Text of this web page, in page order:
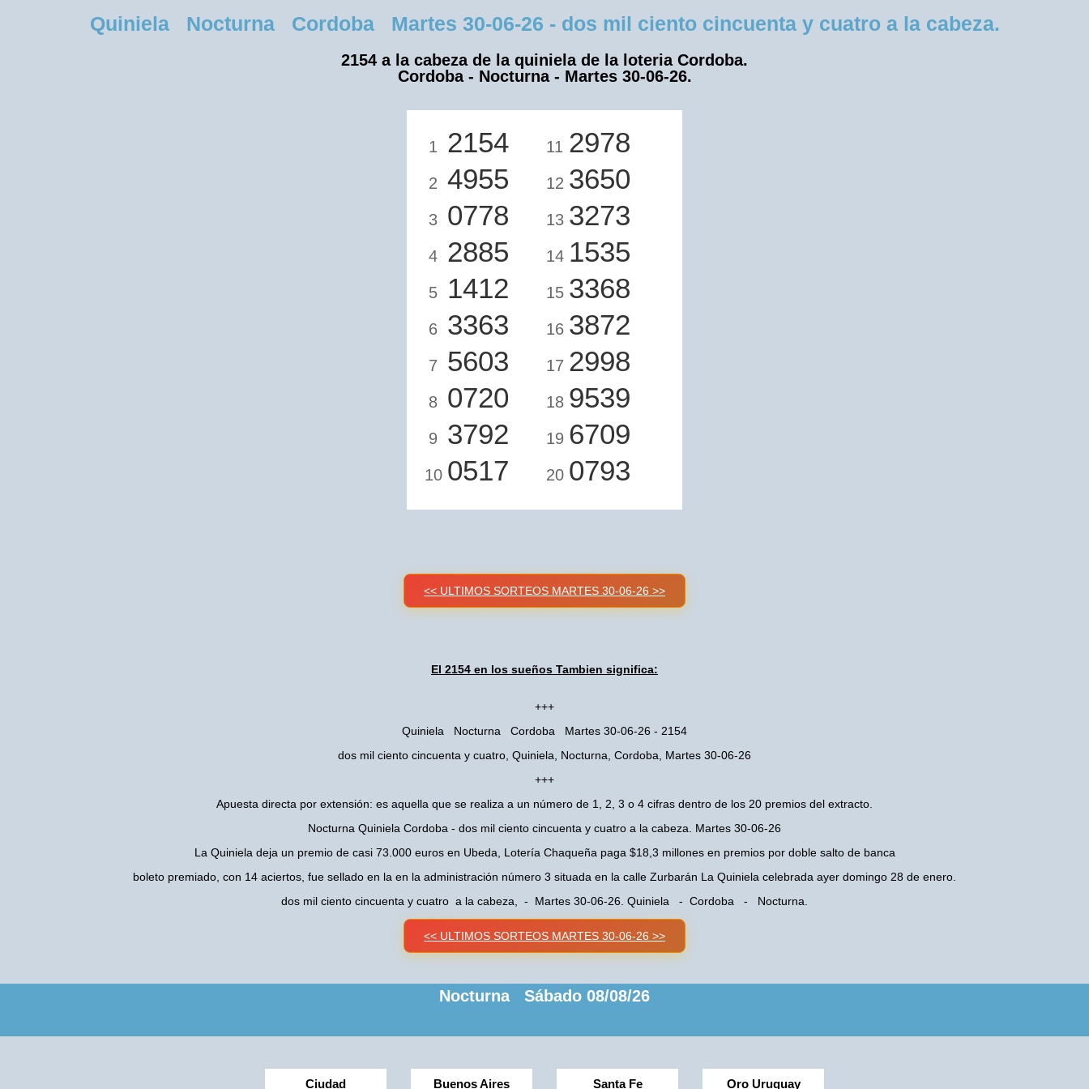
Quiniela Nocturna Cordoba Martes 30-06-26 - dos mil ciento cincuenta y cuatro a la cabeza.
2154 a la cabeza de la quiniela de la loteria Cordoba.
Cordoba - Nocturna - Martes 30-06-26.
1 2154
2 4955
3 0778
4 2885
5 1412
6 3363
7 5603
8 0720
9 3792
10 0517
11 2978
12 3650
13 3273
14 1535
15 3368
16 3872
17 2998
18 9539
19 6709
20 0793
<< ULTIMOS SORTEOS MARTES 30-06-26 >>
El 2154 en los sueños Tambien significa:
+++
Quiniela Nocturna Cordoba Martes 30-06-26 - 2154
dos mil ciento cincuenta y cuatro, Quiniela, Nocturna, Cordoba, Martes 30-06-26
+++
Apuesta directa por extensión: es aquella que se realiza a un número de 1, 2, 3 o 4 cifras dentro de los 20 premios del extracto.
Nocturna Quiniela Cordoba - dos mil ciento cincuenta y cuatro a la cabeza. Martes 30-06-26
La Quiniela deja un premio de casi 73.000 euros en Ubeda, Lotería Chaqueña paga $18,3 millones en premios por doble salto de banca
boleto premiado, con 14 aciertos, fue sellado en la en la administración número 3 situada en la calle Zurbarán La Quiniela celebrada ayer domingo 28 de enero.
dos mil ciento cincuenta y cuatro a la cabeza, - Martes 30-06-26. Quiniela - Cordoba - Nocturna.
<< ULTIMOS SORTEOS MARTES 30-06-26 >>
Nocturna Sábado 08/08/26
Ciudad Buenos Aires Santa Fe Oro Uruguay